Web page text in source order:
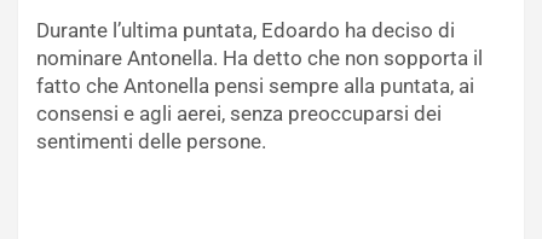
Durante l’ultima puntata, Edoardo ha deciso di
nominare Antonella. Ha detto che non sopporta il
fatto che Antonella pensi sempre alla puntata, ai
consensi e agli aerei, senza preoccuparsi dei
sentimenti delle persone.